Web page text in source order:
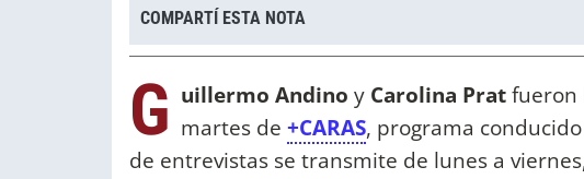
COMPARTÍ ESTA NOTA
G uillermo Andino y Carolina Pratfueron
martes de +CARAS, programa
de entrevistas se transmite de lunes a